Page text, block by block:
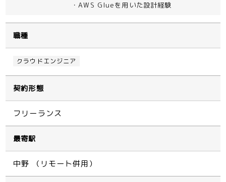
・AWS Glueを用いた設計経験
職種
クラウドエンジニア
契約形態
フリーランス
最寄駅
中野 （リモート併用）